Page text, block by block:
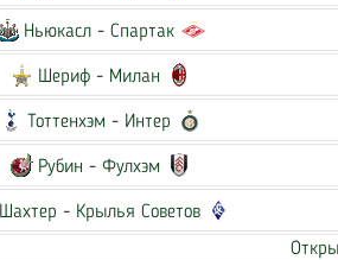
Ньюкасл -Спартак
Шериф - Милан
Тоттенхэм - Интер
Рубин -Фулхэм
Шахтер - Крылья Советов